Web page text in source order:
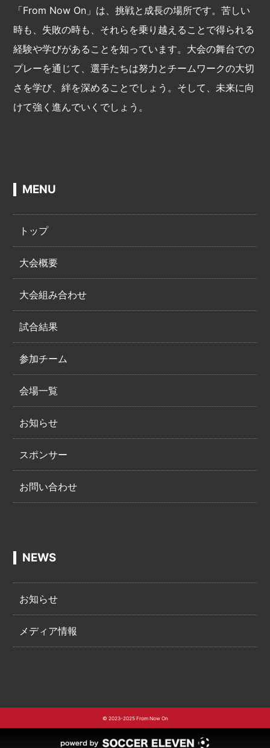
「From Now On」は、挑戦と成長の場所です。苦しい
時も、失敗の時も、それらを乗り越えることで得られる
経験や学びがあることを知っています。大会の舞台での
プレーを通じて、選手たちは努力とチームワークの大切
さを学び、絆を深めることでしょう。そして、未来に向
けて強く進んでいくでしょう。
MENU
トップ
大会概要
大会組み合わせ
試合結果
参加チーム
会場一覧
お知らせ
スポンサー
お問い合わせ
NEWS
お知らせ
メディア情報
© 2023-2025 From Now On